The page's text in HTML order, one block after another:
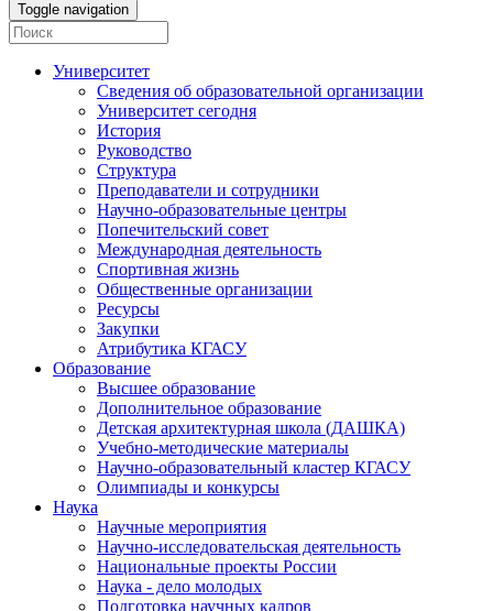
Toggle navigation
Университет
Сведения об образовательной организации
Университет сегодня
История
Руководство
Структура
Преподаватели и сотрудники
Научно-образовательные центры
Попечительский совет
Международная деятельность
Спортивная жизнь
Общественные организации
Ресурсы
Закупки
Атрибутика КГАСУ
Образование
Высшее образование
Дополнительное образование
Детская архитектурная школа (ДАШКА)
Учебно-методические материалы
Научно-образовательный кластер КГАСУ
Олимпиады и конкурсы
Наука
Научные мероприятия
Научно-исследовательская деятельность
Национальные проекты России
Наука - дело молодых
Подготовка научных кадров